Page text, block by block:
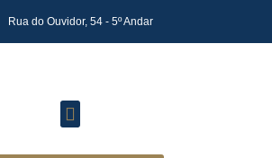
Rua do Ouvidor, 54 - 5º Andar